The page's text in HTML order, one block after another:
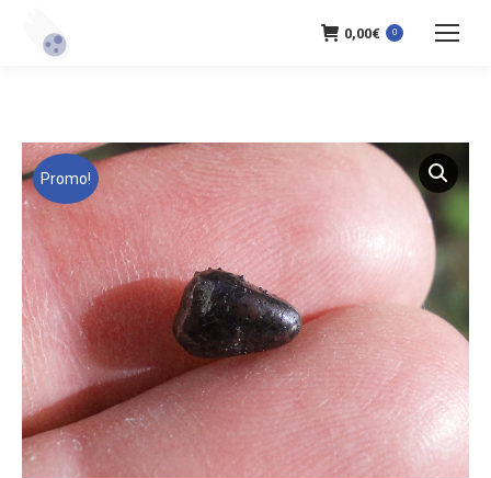
0,00€ 0
Promo!